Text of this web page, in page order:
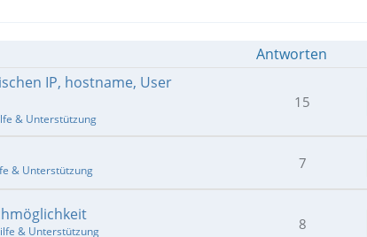
Antworten
IP, hostname, User
& Unterstützung
15
& Unterstützung 7
& Unterstützung 8